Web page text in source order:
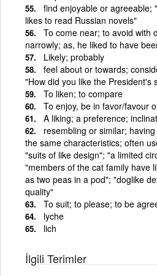
find enjoyable or agreeable;
likes to read Russian novels"
To come near; to avoid with
narrowly; as, he liked to have
Likely; probably
feel about or towards;
"How did you like the President's
To liken; to compare
To enjoy, be in favor/favour
A liking; a preference;
resembling or similar;
the same characteristics; often
"suits of like design"; "a limited
"members of the cat family have
as two peas in a pod"; "doglike
quality"
To suit; to please; to be
lyche
lich
İlgili Terimler